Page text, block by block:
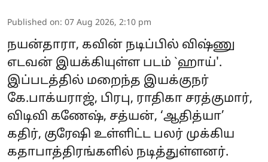
Published on: 07 Aug 2026, 2:10 pm
நயன்தாரா, கவின் நடிப்பில் விஷ்ணு
எடவன் இயக்கியுள்ள படம் `ஹாய்'.
இப்படத்தில் மறைந்த இயக்குநர்
கே.பாக்யராஜ், பிரபு, ராதிகா சரத்குமார்,
விடிவி கணேஷ், சத்யன், ‘ஆதித்யா’
கதிர், குரேஷி உள்ளிட்ட பலர் முக்கிய
கதாபாத்திரங்களில் நடித்துள்ளனர்.